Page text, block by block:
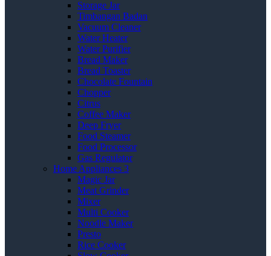
Storage Jar
Timbangan Badan
Vacuum Cleaner
Water Heater
Water Purifier
Bread Maker
Bread Toaster
Chocolate Fountain
Chopper
Citrus
Coffee Maker
Deep Fryer
Food Steamer
Food Processor
Gas Regulator
Home Appliances 3
Magic Jar
Meat Grinder
Mixer
Multi Cooker
Noodle Maker
Presto
Rice Cooker